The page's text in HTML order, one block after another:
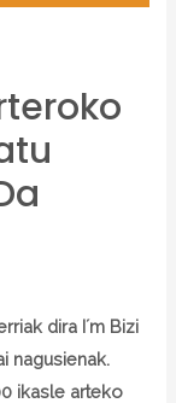
dira I´m Bizi
nagusienak.
ikasle arteko